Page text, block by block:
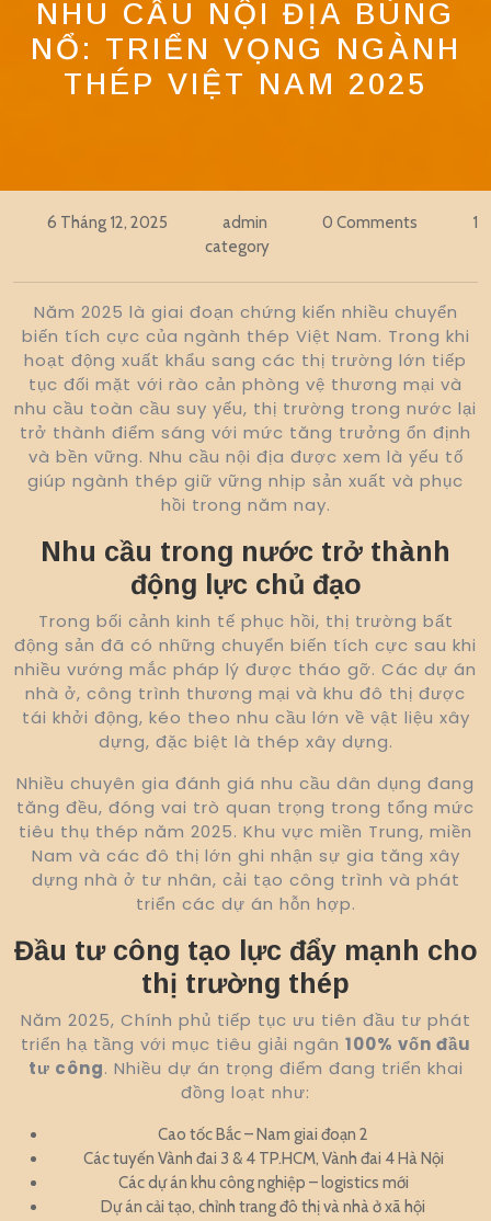
NHU CẦU NỘI ĐỊA BÙNG
NỔ: TRIỂN VỌNG NGÀNH
THÉP VIỆT NAM 2025
6 Tháng 12, 2025 admin 0 Comments
1
category
Năm 2025 là giai đoạn chứng kiến nhiều chuyển
biến tích cực của ngành thép Việt Nam. Trong khi
hoạt động xuất khẩu sang các thị trường lớn tiếp
tục đối mặt với rào cản phòng vệ thương mại và
nhu cầu toàn cầu suy yếu, thị trường trong nước lại
trở thành điểm sáng với mức tăng trưởng ổn định
và bền vững. Nhu cầu nội địa được xem là yếu tố
giúp ngành thép giữ vững nhịp sản xuất và phục
hồi trong năm nay.
Nhu cầu trong nước trở thành
động lực chủ đạo
Trong bối cảnh kinh tế phục hồi, thị trường bất
động sản đã có những chuyển biến tích cực sau khi
nhiều vướng mắc pháp lý được tháo gỡ. Các dự án
nhà ở, công trình thương mại và khu đô thị được
tái khởi động, kéo theo nhu cầu lớn về vật liệu xây
dựng, đặc biệt là thép xây dựng.
Nhiều chuyên gia đánh giá nhu cầu dân dụng đang
tăng đều, đóng vai trò quan trọng trong tổng mức
tiêu thụ thép năm 2025. Khu vực miền Trung, miền
Nam và các đô thị lớn ghi nhận sự gia tăng xây
dựng nhà ở tư nhân, cải tạo công trình và phát
triển các dự án hỗn hợp.
Đầu tư công tạo lực đẩy mạnh cho
thị trường thép
Năm 2025, Chính phủ tiếp tục ưu tiên đầu tư phát
triển hạ tầng với mục tiêu giải ngân 100% vốn đầu
tư công. Nhiều dự án trọng điểm đang triển khai
đồng loạt như:
Cao tốc Bắc – Nam giai đoạn 2
Các tuyến Vành đai 3 & 4 TP.HCM, Vành đai 4 Hà Nội
Các dự án khu công nghiệp – logistics mới
Dự án cải tạo, chỉnh trang đô thị và nhà ở xã hội